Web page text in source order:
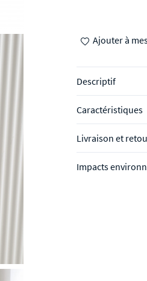
Ajouter à
Descriptif
Caractéristiques
Livraison et
Impacts